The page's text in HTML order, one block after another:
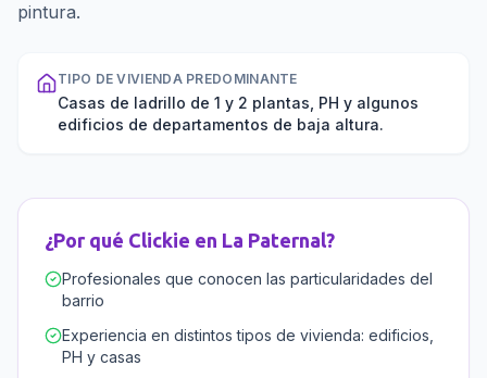
pintura.
TIPO DE VIVIENDA PREDOMINANTE
Casas de ladrillo de 1 y 2 plantas, PH y algunos
edificios de departamentos de baja altura.
¿Por qué Clickie en La Paternal?
Profesionales que conocen las particularidades del
barrio
Experiencia en distintos tipos de vivienda: edificios,
PH y casas